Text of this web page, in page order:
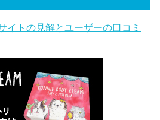
イトの見解とユーザーの口コミ